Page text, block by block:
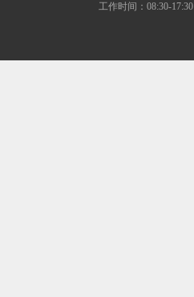
工作时间：08:30-17:30